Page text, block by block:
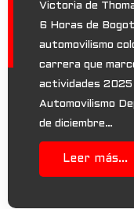
Victoria de
6 Horas de
automovilismo
carrera que
actividades 2025
Automovilismo
de diciembre…
Leer más...